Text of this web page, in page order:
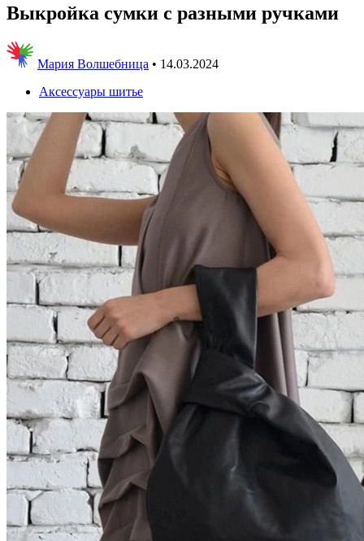
Выкройка сумки с разными ручками
Мария Волшебница • 14.03.2024
Аксессуары шитье